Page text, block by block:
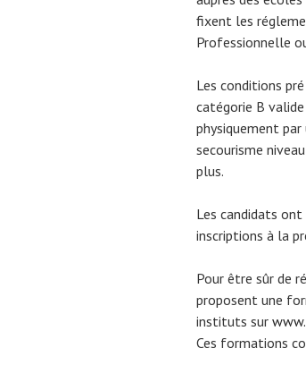
fixent les
Professionnelle
Les conditions
catégorie B valide
physiquement
secourisme
plus.
Les candidats
inscriptions à la
Pour être sûr de
proposent une
instituts sur
Ces formations